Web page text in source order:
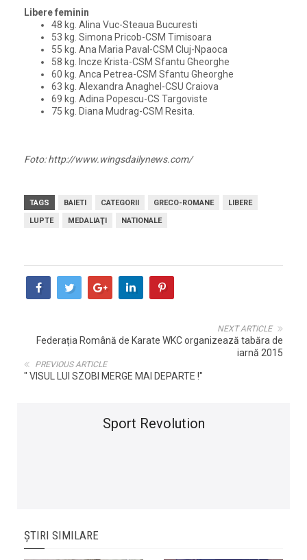
Libere feminin
48 kg. Alina Vuc-Steaua Bucuresti
53 kg. Simona Pricob-CSM Timisoara
55 kg. Ana Maria Paval-CSM Cluj-Npaoca
58 kg. Incze Krista-CSM Sfantu Gheorghe
60 kg. Anca Petrea-CSM Sfantu Gheorghe
63 kg. Alexandra Anaghel-CSU Craiova
69 kg. Adina Popescu-CS Targoviste
75 kg. Diana Mudrag-CSM Resita.
Foto: http://www.wingsdailynews.com/
TAGS BAIETI CATEGORII GRECO-ROMANE
LIBERE
LUPTE
MEDALIAŢI NATIONALE
NEXT ARTICLE
Federația Română de Karate WKC organizează tabăra de
iarnă 2015
PREVIOUS ARTICLE
" VISUL LUI SZOBI MERGE MAI DEPARTE !"
Sport Revolution
ȘTIRI SIMILARE